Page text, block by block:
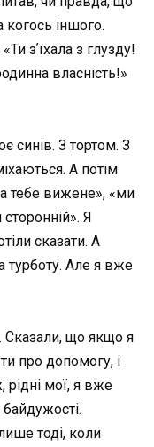
іншого.
зʼїхала з глузду!
власність!»
синів. З тортом. З
А потім
тебе вижене», «ми
Я
сказати. А
турботу. Але я вже
що якщо я
про допомогу, і
рідні мої, я вже
тоді, коли